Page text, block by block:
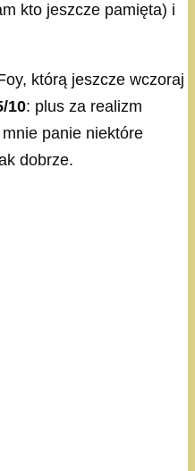
kto jeszcze pamięta) i
którą jeszcze wczoraj
10: plus za realizm
panie niektóre
dobrze.